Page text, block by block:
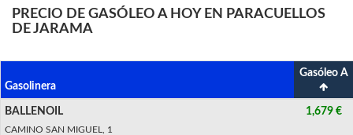
PRECIO DE GASÓLEO A HOY EN PARACUELLOS
DE JARAMA
Gasolinera
Gasóleo A
BALLENOIL
CAMINO SAN MIGUEL, 1
1,679 €